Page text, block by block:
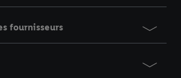
fournisseurs